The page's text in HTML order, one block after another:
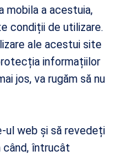
mobila a acestuia,
condiții de utilizare.
ale acestui site
informațiilor
jos, va rugăm să nu
ul web și să revedeți
când, întrucât